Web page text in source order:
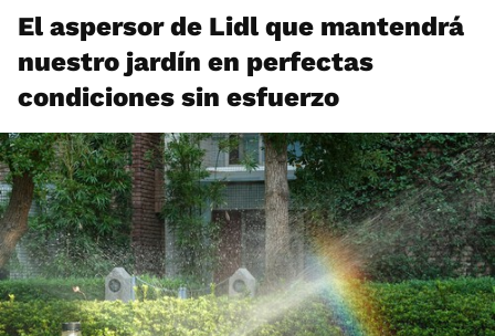
El aspersor de Lidl que mantendrá
nuestro jardín en perfectas
condiciones sin esfuerzo